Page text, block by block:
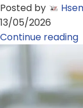
Posted by
13/05/2026
Continue reading